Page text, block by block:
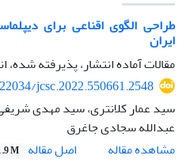
طراحی الگوی اقناعی برای
ایران
مقالات آماده انتشار، پذیرفته شده،
jcsc.2022.550661.2548
سید عمار کلانتری، سید مهدی
عبدالله سجادی جاغرق
مشاهده مقاله
اصل مقاله M